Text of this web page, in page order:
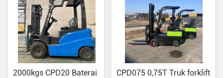
2000kgs CPD20 Baterai
CPD075 0,75T Truk forklift